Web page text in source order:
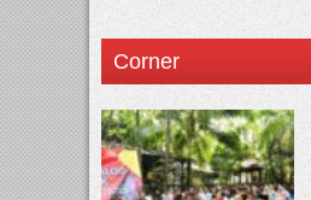
Corner